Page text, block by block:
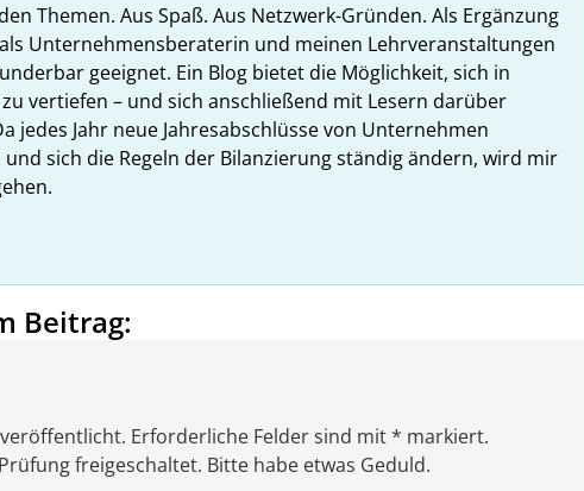
Themen. Aus Spaß. Aus Netzwerk-Gründen. Als Ergänzung
Unternehmensberaterin und meinen Lehrveranstaltungen
geeignet. Ein Blog bietet die Möglichkeit, sich in
vertiefen – und sich anschließend mit Lesern darüber
jedes Jahr neue Jahresabschlüsse von Unternehmen
sich die Regeln der Bilanzierung ständig ändern, wird mir
Beitrag:
Erforderliche Felder sind mit * markiert.
freigeschaltet. Bitte habe etwas Geduld.